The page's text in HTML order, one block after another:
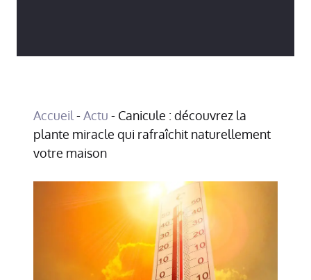
Accueil -Actu - Canicule : découvrez la
plante miracle qui rafraîchit naturellement
votre maison